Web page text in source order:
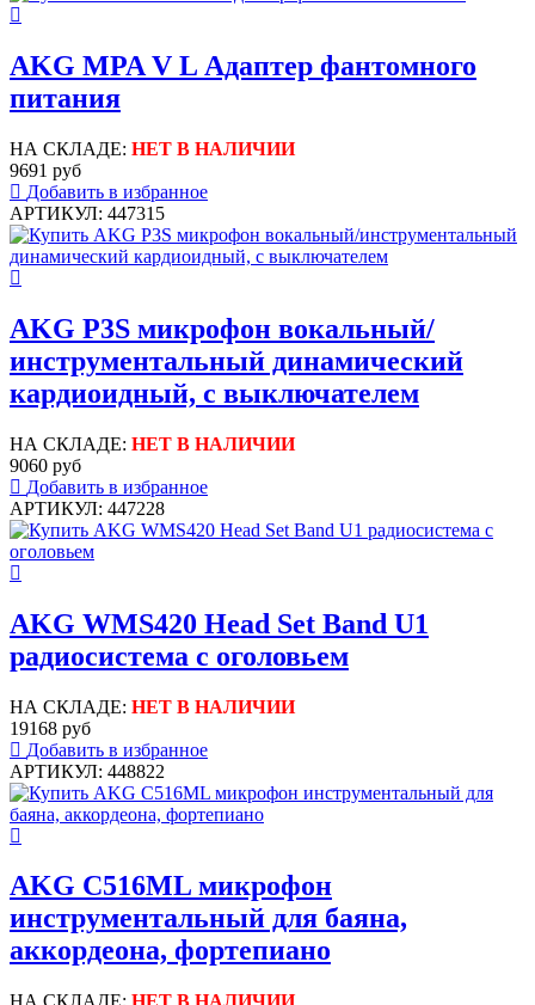
AKG MPA V L Адаптер фантомного
питания
НА СКЛАДЕ: НЕТ В НАЛИЧИИ
9691 руб
Добавить в избранное
АРТИКУЛ: 447315
AKG P3S микрофон вокальный/
инструментальный динамический
кардиоидный, с выключателем
НА СКЛАДЕ: НЕТ В НАЛИЧИИ
9060 руб
Добавить в избранное
АРТИКУЛ: 447228
AKG WMS420 Head Set Band U1
радиосистема с оголовьем
НА СКЛАДЕ: НЕТ В НАЛИЧИИ
19168 руб
Добавить в избранное
АРТИКУЛ: 448822
AKG C516ML микрофон
инструментальный для баяна,
аккордеона, фортепиано